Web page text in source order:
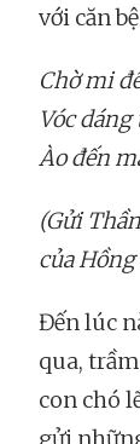
với căn
Chờ mi
Vóc
Ào đến
(Gửi
của
Đến lúc
qua,
con chó